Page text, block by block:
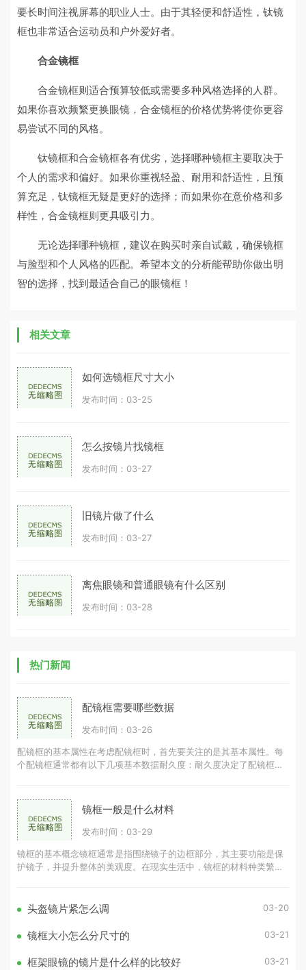
要长时间注视屏幕的职业人士。由于其轻便和舒适性，钛镜
框也非常适合运动员和户外爱好者。
合金镜框
合金镜框则适合预算较低或需要多种风格选择的人群。
如果你喜欢频繁更换眼镜，合金镜框的价格优势将使你更容
易尝试不同的风格。
钛镜框和合金镜框各有优劣，选择哪种镜框主要取决于
个人的需求和偏好。如果你重视轻盈、耐用和舒适性，且预
算充足，钛镜框无疑是更好的选择；而如果你在意价格和多
样性，合金镜框则更具吸引力。
无论选择哪种镜框，建议在购买时亲自试戴，确保镜框
与脸型和个人风格的匹配。希望本文的分析能帮助你做出明
智的选择，找到最适合自己的眼镜框！
相关文章
如何选镜框尺寸大小
发布时间：03-25
怎么按镜片找镜框
发布时间：03-27
旧镜片做了什么
发布时间：03-27
离焦眼镜和普通眼镜有什么区别
发布时间：03-28
热门新闻
配镜框需要哪些数据
发布时间：03-26
配镜框的基本属性在考虑配镜框时，首先要关注的是其基本属性。每
个配镜框通常都有以下几项基本数据耐久度：耐久度决定了配镜框的
镜框一般是什么材料
发布时间：03-29
镜框的基本概念镜框通常是指围绕镜子的边框部分，其主要功能是保
护镜子，并提升整体的美观度。在现实生活中，镜框的材料种类繁
头盔镜片紧怎么调 03-20
镜框大小怎么分尺寸的 03-21
框架眼镜的镜片是什么样的比较好 03-21